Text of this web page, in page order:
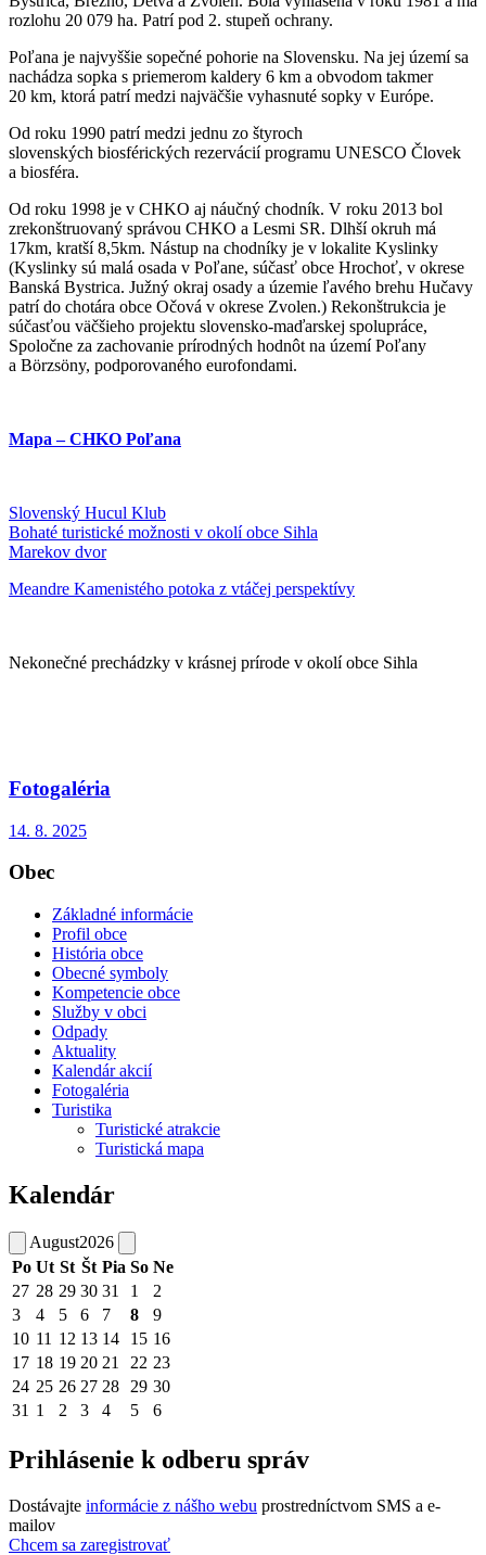
rozlohu 20 079 ha. Patrí pod 2. stupeň ochrany.
Poľana je najvyššie sopečné pohorie na Slovensku. Na jej území sa
nachádza sopka s priemerom kaldery 6 km a obvodom takmer
20 km, ktorá patrí medzi najväčšie vyhasnuté sopky v Európe.
Od roku 1990 patrí medzi jednu zo štyroch
slovenských biosférických rezervácií programu UNESCO Človek
a biosféra.
Od roku 1998 je v CHKO aj náučný chodník. V roku 2013 bol
zrekonštruovaný správou CHKO a Lesmi SR. Dlhší okruh má
17km, kratší 8,5km. Nástup na chodníky je v lokalite Kyslinky
(Kyslinky sú malá osada v Poľane, súčasť obce Hrochoť, v okrese
Banská Bystrica. Južný okraj osady a územie ľavého brehu Hučavy
patrí do chotára obce Očová v okrese Zvolen.) Rekonštrukcia je
súčasťou väčšieho projektu slovensko-maďarskej spolupráce,
Spoločne za zachovanie prírodných hodnôt na území Poľany
a Börzsöny, podporovaného eurofondami.
Mapa – CHKO Poľana
Slovenský Hucul Klub
Bohaté turistické možnosti v okolí obce Sihla
Marekov dvor
Meandre Kamenistého potoka z vtáčej perspektívy
Nekonečné prechádzky v krásnej prírode v okolí obce Sihla
Fotogaléria
14. 8. 2025
Obec
Základné informácie
Profil obce
História obce
Obecné symboly
Kompetencie obce
Služby v obci
Odpady
Aktuality
Kalendár akcií
Fotogaléria
Turistika
Turistické atrakcie
Turistická mapa
Kalendár
August2026
Po Ut St Št Pia So Ne
27 28 29 30 31 1
2
3
4 5 6 7 8
9
10 11 12 13 14 15 16
17 18 19 20 21 22 23
24 25 26 27 28 29 30
31 1 2 3 4 5 6
Prihlásenie k odberu správ
Dostávajte informácie z nášho webu prostredníctvom SMS a e-
mailov
Chcem sa zaregistrovať